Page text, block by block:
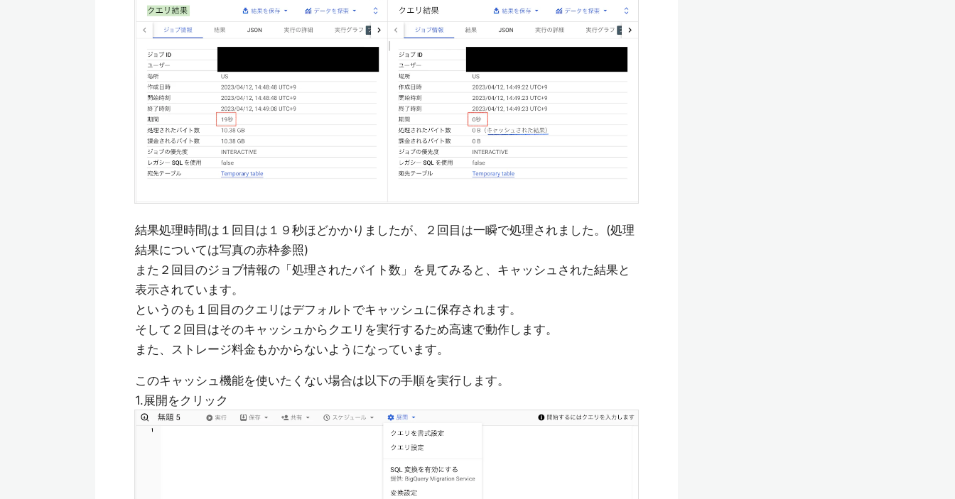
結果処理時間は１回目は１９秒ほどかかりましたが、２回目は一瞬で処理されました。(処理
結果については写真の赤枠参照)
また２回目のジョブ情報の「処理されたバイト数」を見てみると、キャッシュされた結果と
表示されています。
というのも１回目のクエリはデフォルトでキャッシュに保存されます。
そして２回目はそのキャッシュからクエリを実行するため高速で動作します。
また、ストレージ料金もかからないようになっています。
このキャッシュ機能を使いたくない場合は以下の手順を実行します。
1.展開をクリック